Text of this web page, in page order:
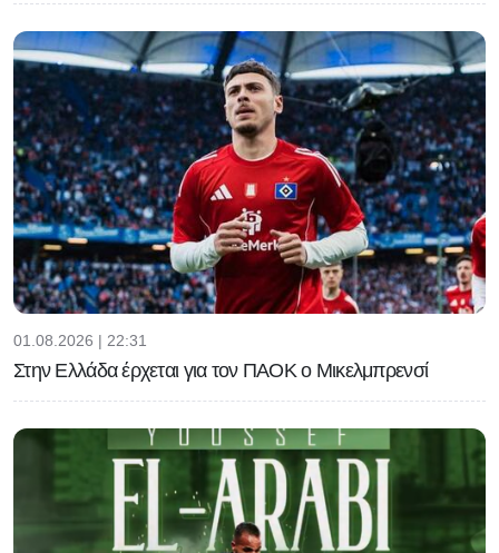
01.08.2026 | 22:31
Στην Ελλάδα έρχεται για τον ΠΑΟΚ ο Μικελμπρενσί